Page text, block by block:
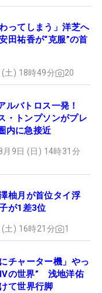
ってしまう」洋芝へ
田祐香が“克服”の首
土) 18時49分 20
ルバトロス一発！
・トンプソンがプレ
内に急接近
月9日 (日) 14時31分
柚月が首位タイ浮
が1差3位
土) 16時21分 1
チャーター機」やっ
の世界” 浅地洋佑
て世界行脚